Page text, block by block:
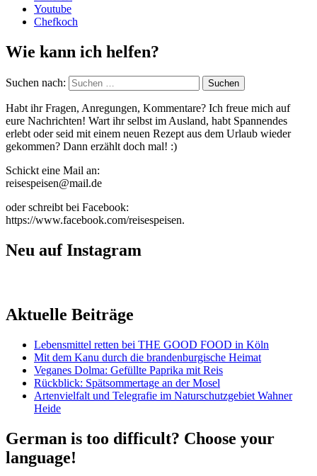
Youtube
Chefkoch
Wie kann ich helfen?
Suchen nach:
Habt ihr Fragen, Anregungen, Kommentare? Ich freue mich auf
eure Nachrichten! Wart ihr selbst im Ausland, habt Spannendes
erlebt oder seid mit einem neuen Rezept aus dem Urlaub wieder
gekommen? Dann erzählt doch mal! :)
Schickt eine Mail an:
reisespeisen@mail.de
oder schreibt bei Facebook:
https://www.facebook.com/reisespeisen.
Neu auf Instagram
Aktuelle Beiträge
Lebensmittel retten bei THE GOOD FOOD in Köln
Mit dem Kanu durch die brandenburgische Heimat
Veganes Dolma: Gefüllte Paprika mit Reis
Rückblick: Spätsommertage an der Mosel
Artenvielfalt und Telegrafie im Naturschutzgebiet Wahner
Heide
German is too difficult? Choose your
language!